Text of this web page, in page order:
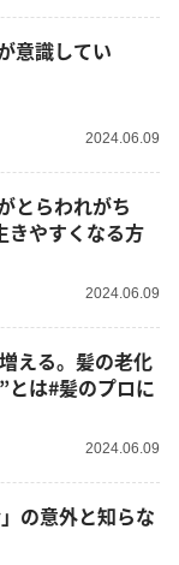
意識してい
2024.06.09
とらわれがち
きやすくなる方
2024.06.09
える。髪の老化
とは#髪のプロに
2024.06.09
の意外と知らな